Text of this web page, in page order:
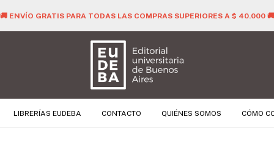
🚚 ENVÍO GRATIS PARA TODAS LAS COMPRAS SUPERIORES A $ 40.000 🚚
LIBRERÍAS EUDEBA CONTACTO QUIÉNES SOMOS CÓMO